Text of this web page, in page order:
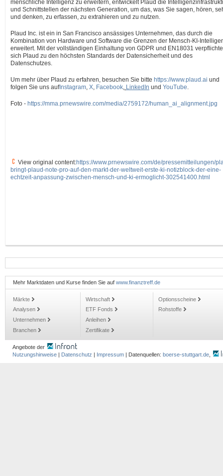
menschliche Intelligenz zu erweitern, entwickelt Plaud die
und Schnittstellen der nächsten Generation, um das, was Sie sagen, hören,
und denken, zu erfassen, zu extrahieren und zu nutzen.
Plaud Inc. ist ein in San Francisco ansässiges Unternehmen, das durch die
Kombination von Hardware und Software die Grenzen der Mensch-KI-
erweitert. Mit der vollständigen Einhaltung von GDPR und EN18031
sich Plaud zu den höchsten Standards der Datensicherheit und des
Datenschutzes.
Um mehr über Plaud zu erfahren, besuchen Sie bitte https://www.plaud.ai und
folgen Sie uns aufInstagram, X, Facebook, LinkedIn und YouTube.
Foto - https://mma.prnewswire.com/media/2759172/human_ai_alignment.jpg
View original content:https://www.prnewswire.com/de/pressemitteilungen/
bringt-plaud-note-pro-auf-den-markt-der-weltweit-erste-ki-notizblock-der-eine-
echtzeit-anpassung-zwischen-mensch-und-ki-ermoglicht-302541400.html
Mehr Marktdaten und Kurse finden Sie auf www.finanztreff.de
Märkte
Analysen
Unternehmen
Branchen
Wirtschaft
ETF Fonds
Anleihen
Zertifikate
Optionsscheine
Rohstoffe
Angebote der
Nutzungshinweise
Datenschutz Impressum | Datenquellen: boerse-stuttgart.de,